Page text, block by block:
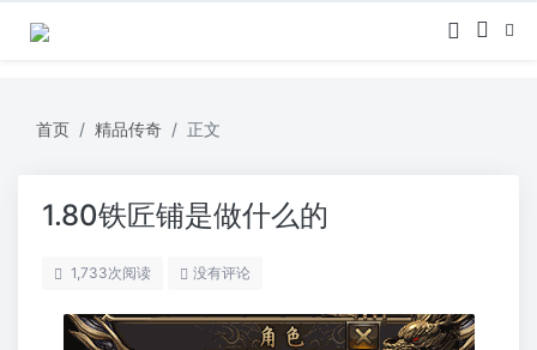
首页 精品传奇 正文
1.80铁匠铺是做什么的
1,733次阅读 没有评论